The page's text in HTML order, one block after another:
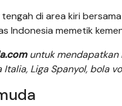
di area kiri
Indonesia memetik
untuk mendapatkan
Italia, Liga Spanyol, bola